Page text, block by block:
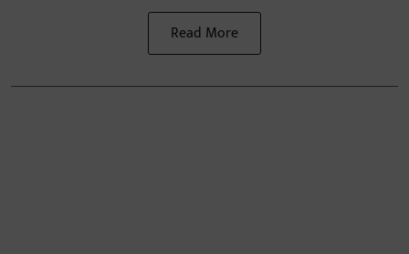
Read More